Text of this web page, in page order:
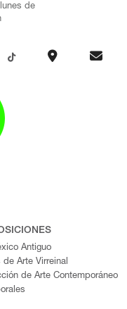
de
Antiguo
de Arte Virreinal
de Arte Contemporáneo